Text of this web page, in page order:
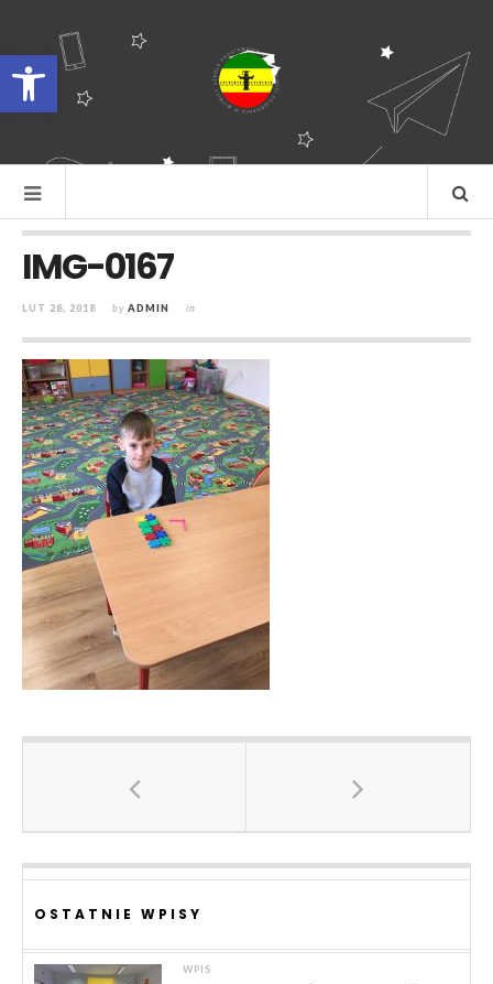
Otwórz pasek narzędzi
IMG-0167
LUT 28, 2018 by ADMIN in
OSTATNIE WPISY
WPIS